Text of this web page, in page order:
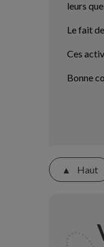
leurs
Le fait
Ces
Bonne
Haut